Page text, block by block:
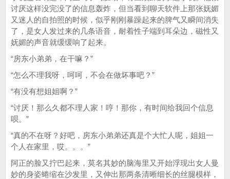
讨厌这样没完没了的信息轰炸，但当看到聊天软件上那张妩媚
又迷人的自拍照的时候，似乎刚刚暴躁起来的脾气又瞬间消失
了，是女人发过来的几条语音，耐着性子端到耳朵边，磁性又
妩媚的声音就缓缓响了起来。
“房东小弟弟，在干嘛？”
“怎么不理我呀，呵呵，不会在做坏事吧？”
“有没有想姐姐啊？”
“讨厌！那么久都不理人家！哼！那你，有时间给我回个信息
呗。”
“真的不在呀？好吧，房东小弟弟还真是个大忙人呢，姐姐一
个人在家里，哎。。。”
阿正的脸又拧巴起来，莫名其妙的脑海里又开始浮现出女人曼
妙的身姿蜷缩在沙发里，又伸出那两条清晰细长的丝腿模样，